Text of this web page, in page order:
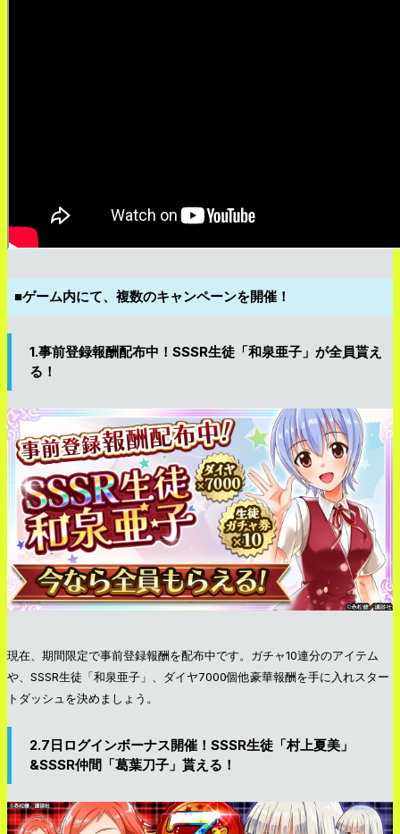
■ゲーム内にて、複数のキャンペーンを開催！
1.事前登録報酬配布中！SSSR生徒「和泉亜子」が全員貰え
る！
現在、期間限定で事前登録報酬を配布中です。ガチャ10連分のアイテム
や、SSSR生徒「和泉亜子」、ダイヤ7000個他豪華報酬を手に入れスター
トダッシュを決めましょう。
2.7日ログインボーナス開催！SSSR生徒「村上夏美」
&SSSR仲間「葛葉刀子」貰える！